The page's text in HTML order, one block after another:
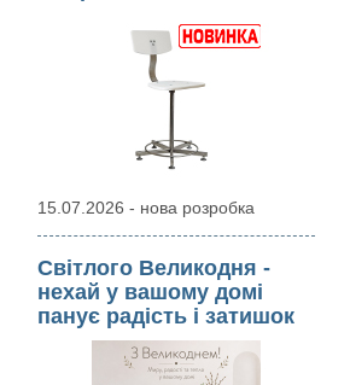
15.07.2026 - нова розробка
Світлого Великодня -
нехай у вашому домі
панує радість і затишок